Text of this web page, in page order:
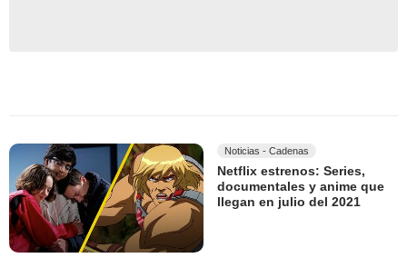
Noticias - Cadenas
Netflix estrenos: Series,
documentales y anime que
llegan en julio del 2021